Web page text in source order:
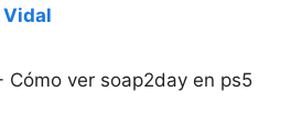
Cómo ver soap2day en ps5